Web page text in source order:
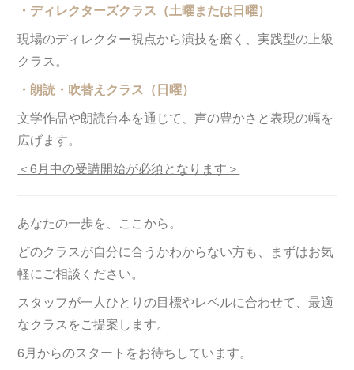
・ディレクターズクラス（土曜または日曜）
現場のディレクター視点から演技を磨く、実践型の上級
クラス。
・朗読・吹替えクラス（日曜）
文学作品や朗読台本を通じて、声の豊かさと表現の幅を
広げます。
＜6月中の受講開始が必須となります＞
あなたの一歩を、ここから。
どのクラスが自分に合うかわからない方も、まずはお気
軽にご相談ください。
スタッフが一人ひとりの目標やレベルに合わせて、最適
なクラスをご提案します。
6月からのスタートをお待ちしています。